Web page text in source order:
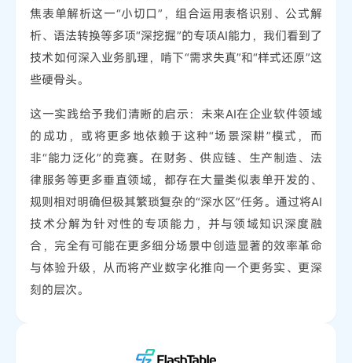
焦表单解析这一“小切口”，组合运用表格识别、公式解
析、语法转换等多项“深挖掘”的专项AI能力，我们看到了
技术如何深入业务肌理，啃下“需求失真”和“样式还原”这
些硬骨头。
这一实践给予我们清晰的启示：未来AI在企业软件领域
的成功，或将更多地依赖于这种“场景深耕”模式，而
非“能力泛化”的竞赛。在财务、供应链、生产制造、法
律服务等更多垂直领域，都存在大量类似表单开发的、
规则相对明确但极其繁琐复杂的“深水区”任务。通过将AI
技术分解为针对性的专项能力，并与领域知识深度融
合，完全有可能在更多细分场景中创造显著的效率革命
与体验升级，从而将产业数字化推向一个更务实、更深
刻的层次。